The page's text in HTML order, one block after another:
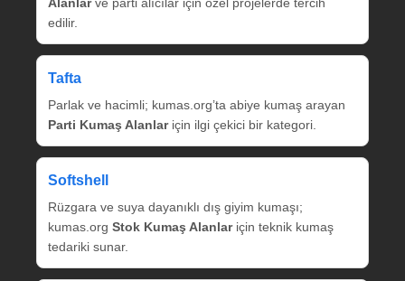
edilir.
Tafta
Parlak ve hacimli; kumas.org’ta abiye kumaş arayan
Parti Kumaş Alanlariçin ilgi çekici bir kategori.
Softshell
Rüzgara ve suya dayanıklı dış giyim kumaşı;
kumas.org Stok Kumaş Alanlariçin teknik kumaş
tedariki sunar.